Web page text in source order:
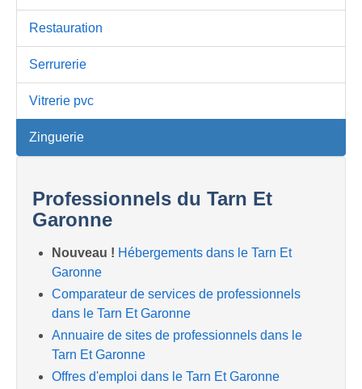
Restauration
Serrurerie
Vitrerie pvc
Zinguerie
Professionnels du Tarn Et
Garonne
Nouveau ! Hébergements dans le Tarn Et
Garonne
Comparateur de services de professionnels
dans le Tarn Et Garonne
Annuaire de sites de professionnels dans le
Tarn Et Garonne
Offres d'emploi dans le Tarn Et Garonne